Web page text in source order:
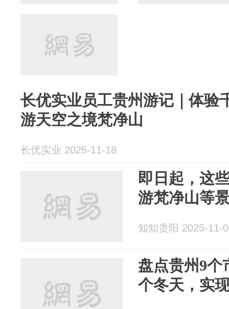
长优实业员工贵州游记｜体验
游天空之境梵净山
长优实业 2025-11-18
即日起，这
游梵净山等
知知贵阳 2025-11-
盘点贵州9个
个冬天，实